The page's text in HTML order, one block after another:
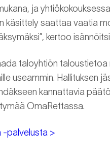
ja
käsittely saattaa vaatia
kertoo
taloyhtiön taloustietoa
useammin. Hallituksen
kannattavia
OmaRettassa.
-palvelusta >